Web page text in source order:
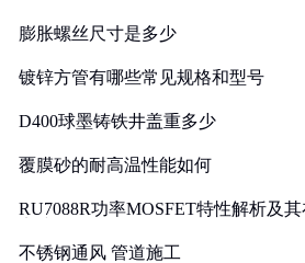
膨胀螺丝尺寸是多少
镀锌方管有哪些常见规格和型号
D400球墨铸铁井盖重多少
覆膜砂的耐高温性能如何
RU7088R功率MOSFET特性解析及
不锈钢通风 管道施工